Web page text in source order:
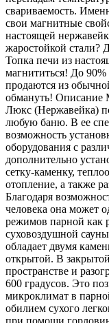
свариваемость.
свои магнитные
настоящей
жаростойкой стали?
Топка печи из
магнититься! До
продаются из
обмануть! Описание
Люкс (Нержавейка)
любую баню. В ее
возможность
оборудования с
дополнительно
сетку-каменку,
отопление, а также
Благодаря
человека она может
режимов парной как
суховоздушной
обладает двумя
открытой. В
пространстве и
600 градусов. Это
микроклимат в
обилием сухого
при помощи